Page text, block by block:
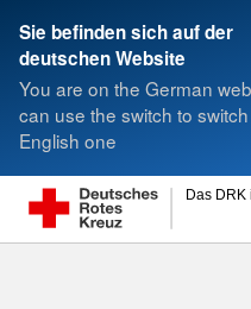
Sie befinden sich auf der
deutschen Website
You are on the German
can use the switch to
English one
Das DRK
Suche